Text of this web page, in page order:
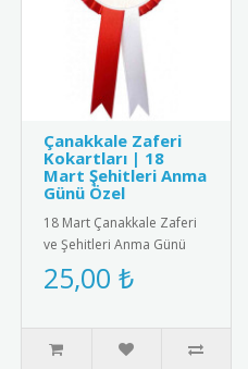
Çanakkale Zaferi
Kokartları | 18
Mart Şehitleri Anma
Günü Özel
18 Mart Çanakkale Zaferi
ve Şehitleri Anma Günü
için özel tasarlanmış
kaliteli kokart seti.
25,00 ₺